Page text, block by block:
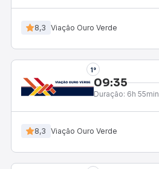
8,3 Viação Ouro Verde
1°
09:35
Duração: 6h 55min
8,3 Viação Ouro Verde